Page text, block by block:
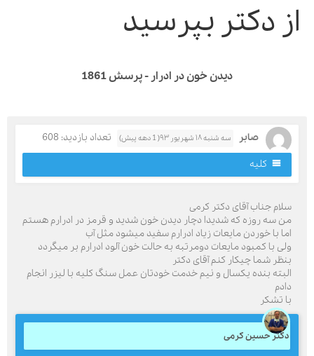
دکتر بپرسید
دیدن خون در ادرار - پرسش 1861
صابر سه شنبه ۱۸ شهریور ۹۳( 1 دهه پیش)
تعداد بازدید: 608
کلیه
جناب آقای دکتر کرمی
سه روزه که شدیدا دچار دیدن خون شدید و قرمز در ادرارم هستم
با خوردن مایعات زیاد ادرارم سفید میشود مثل آب
با کمبود مایعات دومرتبه به حالت خون آلود ادرارم بر میگردد
شما چیکار کنم آقای دکتر
بنده یکسال و نیم خدمت خودتان عمل سنگ کلیه با لیزر انجام
تشکر
دکتر حسین کرمی